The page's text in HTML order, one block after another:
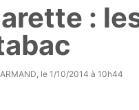
:
, le 1/10/2014 à 10h44